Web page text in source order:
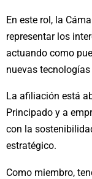
En este rol, la
representar los
actuando como
nuevas
La afiliación está
Principado y a
con la
estratégico.
Como miembro,